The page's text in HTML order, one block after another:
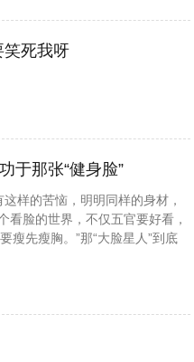
笑死我呀
于那张“健身脸”
样的苦恼，明明同样的身材，
看脸的世界，不仅五官要好看，
瘦先瘦胸。”那“大脸星人”到底